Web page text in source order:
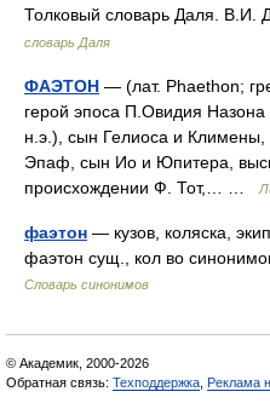
Толковый словарь Даля.
словарь Даля
ФАЭТОН — (лат. Phaethon;
герой эпоса П.Овидия
н.э.), сын Гелиоса и
Эпаф, сын Ио и Юпитера,
происхождении Ф. Тот,… …
фаэтон — кузов, коляска,
фаэтон сущ., кол во
Словарь синонимов
© Академик, 2000-2026
Обратная связь: Техподдержка Реклама